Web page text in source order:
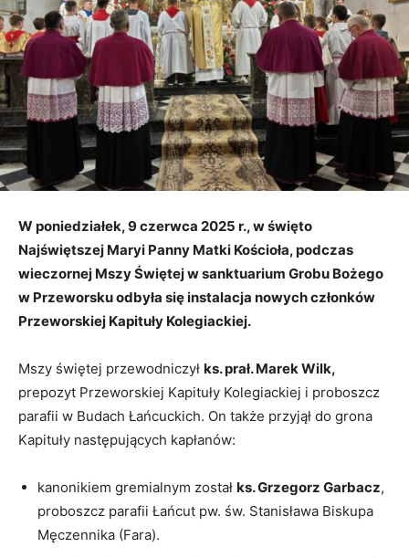
W poniedziałek, 9 czerwca 2025 r., w święto
Najświętszej Maryi Panny Matki Kościoła, podczas
wieczornej Mszy Świętej w sanktuarium Grobu Bożego
w Przeworsku odbyła się instalacja nowych członków
Przeworskiej Kapituły Kolegiackiej.
Mszy świętej przewodniczył ks. prał. Marek Wilk,
prepozyt Przeworskiej Kapituły Kolegiackiej i proboszcz
parafii w Budach Łańcuckich. On także przyjął do grona
Kapituły następujących kapłanów:
kanonikiem gremialnym został ks. Grzegorz Garbacz,
proboszcz parafii Łańcut pw. św. Stanisława Biskupa
Męczennika (Fara).